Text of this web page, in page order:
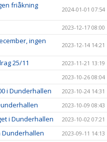
friåkning
2024-01-01 07:54
2023-12-17 08:00
ingen
2023-12-14 14:21
25/11 2023-11-21 13:19
2023-10-26 08:04
i Dunderhallen 2023-10-24 14:31
2023-10-09 08:43
i Dunderhallen 2023-10-02 07:21
Dunderhallen 2023-09-11 14:13